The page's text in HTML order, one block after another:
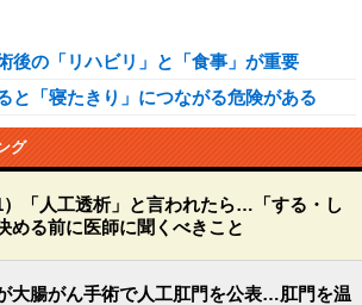
後の「リハビリ」と「食事」が重要
と「寝たきり」につながる危険がある
グ
）「人工透析」と言われたら…「する・し
める前に医師に聞くべきこと
大腸がん手術で人工肛門を公表…肛門を温